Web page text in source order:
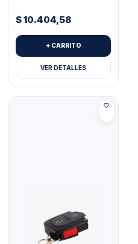
$10.404,58
+ CARRITO
VER DETALLES